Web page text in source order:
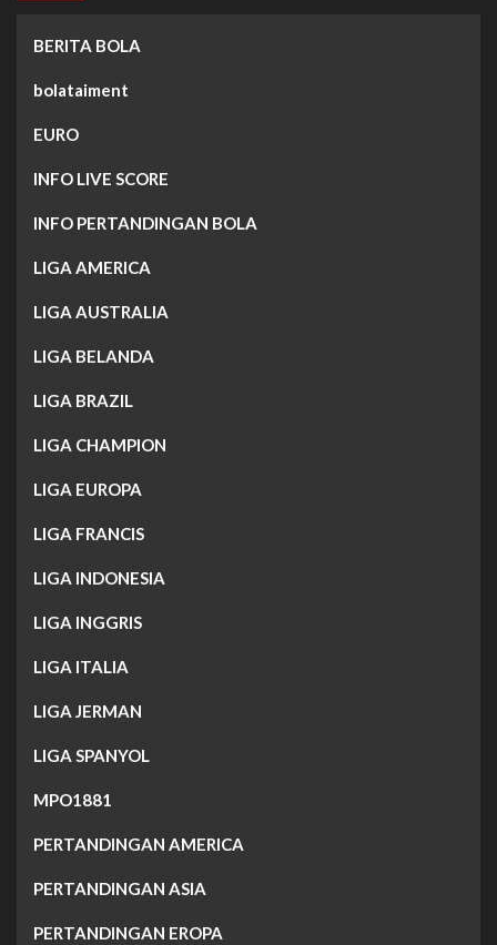
BERITA BOLA
bolataiment
EURO
INFO LIVE SCORE
INFO PERTANDINGAN BOLA
LIGA AMERICA
LIGA AUSTRALIA
LIGA BELANDA
LIGA BRAZIL
LIGA CHAMPION
LIGA EUROPA
LIGA FRANCIS
LIGA INDONESIA
LIGA INGGRIS
LIGA ITALIA
LIGA JERMAN
LIGA SPANYOL
MPO1881
PERTANDINGAN AMERICA
PERTANDINGAN ASIA
PERTANDINGAN EROPA